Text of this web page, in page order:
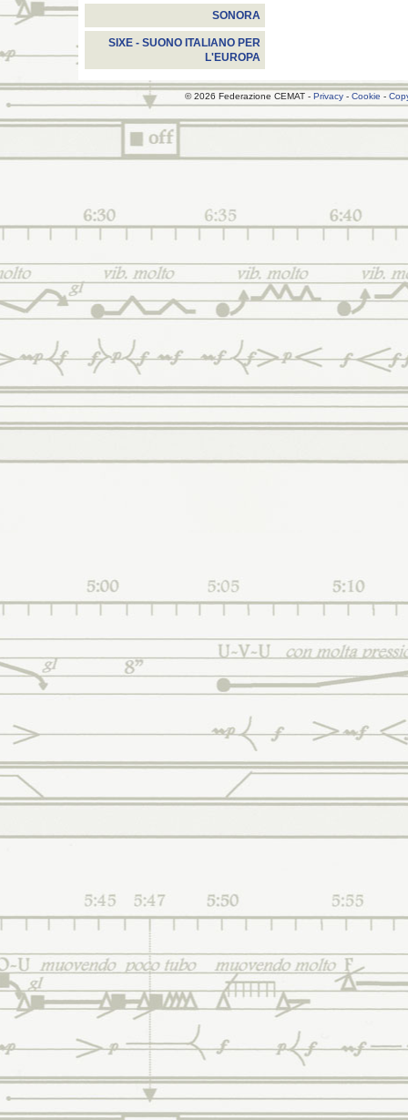
SONORA
SIXE - SUONO ITALIANO PER
L'EUROPA
© 2026 Federazione CEMAT - Privacy - Cookie -